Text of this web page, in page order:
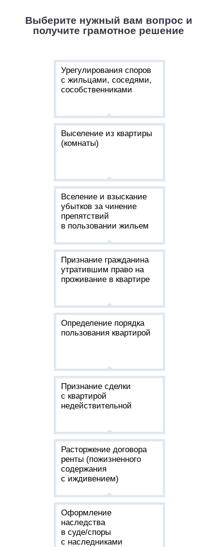
Выберите нужный вам вопрос и
получите грамотное решение
Урегулирования споров
с жильцами, соседями,
сособственниками
Выселение из квартиры
(комнаты)
Вселение и взыскание
убытков за чинение
препятствий
в пользовании жильем
Признание гражданина
утратившим право на
проживание в квартире
Определение порядка
пользования квартирой
Признание сделки
с квартирой
недействительной
Расторжение договора
ренты (пожизненного
содержания
с иждивением)
Оформление
наследства
в суде/споры
с наследниками